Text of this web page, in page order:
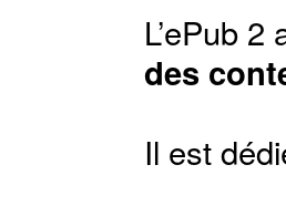
L’ePub
des
Il est